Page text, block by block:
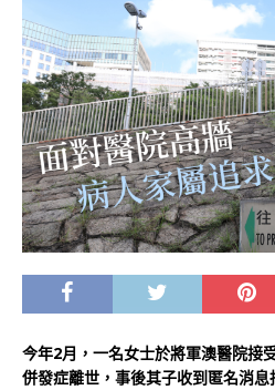
今年2月，一名女士於將軍澳醫院接
併發症離世，事後其子收到匿名消